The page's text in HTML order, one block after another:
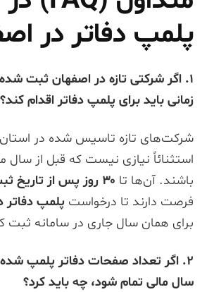
پلمپ دفاتر در
۱. اگر شرکتی تازه در اصفهان ثبت
زمانی باید برای پلمپ دفاتر اقدام کند؟
شرکت‌های تازه تاسیس شده در
استثنائاً نیازی نیست که قبل از سال
باشند. آن‌ها تا ۳۰ روز پس از تاریخ ثبت رسمی شرکت
فرصت دارند تا درخواست پلمپ دفاتر
برای همان سال جاری در سامانه ثبت
۲. اگر تعداد صفحات دفاتر پلمپ شده
سال مالی تمام شود، چه باید کرد؟